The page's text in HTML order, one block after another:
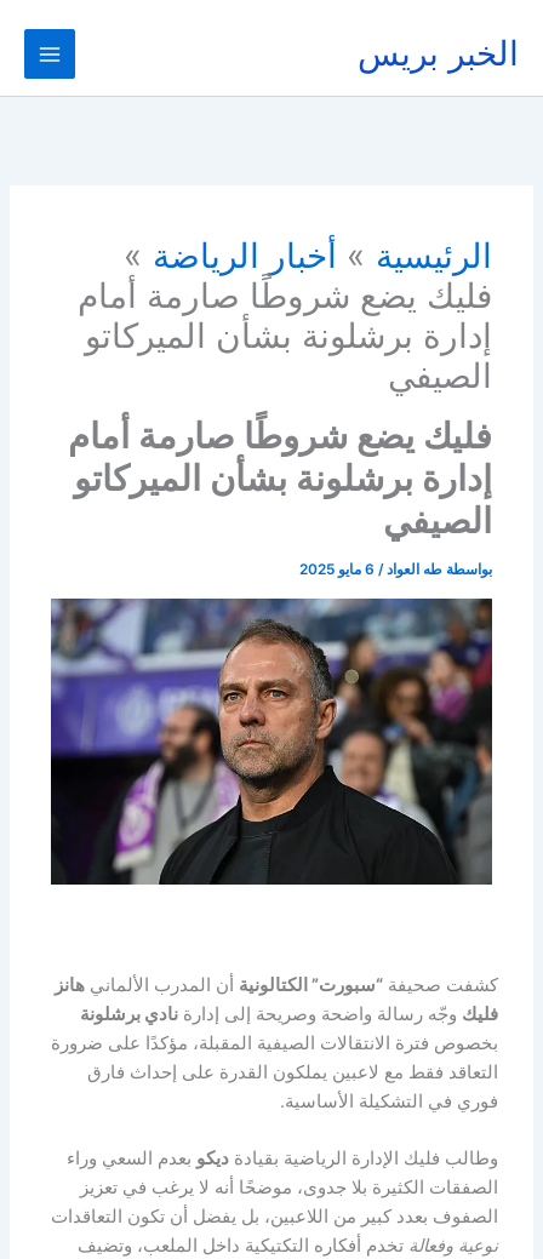
المحتوى
الخبر بريس
الرئيسية
أخبار الرياضة
فليك يضع شروطًا صارمة أمام
إدارة برشلونة بشأن الميركاتو
الصيفي
فليك يضع شروطًا صارمة أمام
إدارة برشلونة بشأن الميركاتو
الصيفي
بواسطة طه العواد/ 6 مايو 2025
كشفت صحيفة“سبورت” الكتالونية أن المدرب الألمانيهانز
فليك وجّه رسالة واضحة وصريحة إلى إدارةنادي برشلونة
بخصوص فترة الانتقالات الصيفية المقبلة، مؤكدًا على ضرورة
التعاقد فقط مع لاعبين يملكون القدرة على إحداث فارق
فوري في التشكيلة الأساسية.
وطالب فليك الإدارة الرياضية بقيادةديكو بعدم السعي وراء
الصفقات الكثيرة بلا جدوى، موضحًا أنه لا يرغب في تعزيز
الصفوف بعدد كبير من اللاعبين، بل يفضل أن تكون التعاقدات
نوعية وفعالة تخدم أفكاره التكتيكية داخل الملعب، وتضيف